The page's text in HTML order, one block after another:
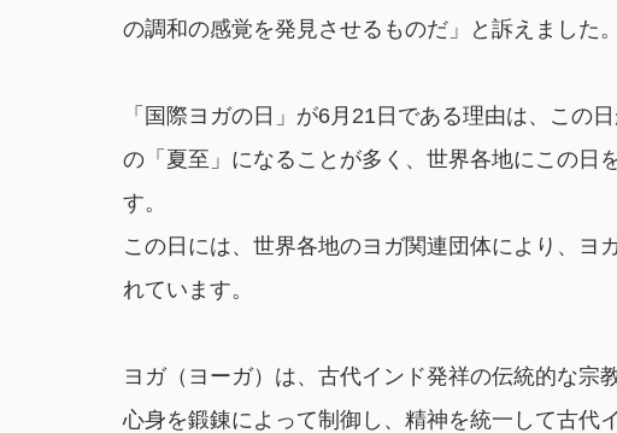
の調和の感覚を発見させるものだ」と訴えました。
「国際ヨガの日」が6月21日である理由は、この
の「夏至」になることが多く、世界各地にこの日
す。
この日には、世界各地のヨガ関連団体により、ヨ
れています。
ヨガ（ヨーガ）は、古代インド発祥の伝統的な宗
心身を鍛錬によって制御し、精神を統一して古代